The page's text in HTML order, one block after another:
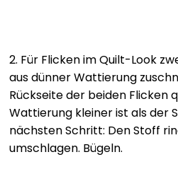
2. Für Flicken im Quilt-Look
aus dünner Wattierung
Rückseite der beiden Flicken
Wattierung kleiner ist als der
nächsten Schritt: Den Stoff
umschlagen. Bügeln.